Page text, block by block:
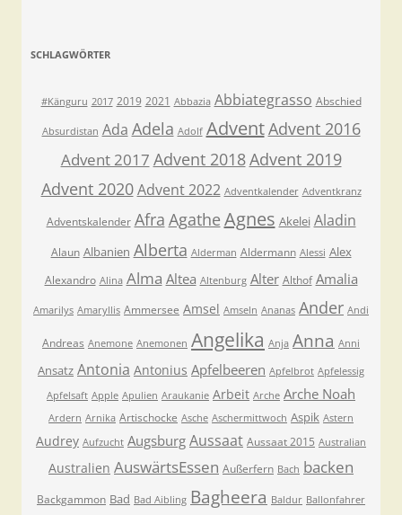
SCHLAGWÖRTER
#Känguru 2017 2019 2021 Abbazia Abbiategrasso Abschied
Absurdistan Ada Adela Adolf AdventAdvent 2016
Advent 2017 Advent 2018Advent 2019
Advent 2020 Advent 2022 Adventkalender Adventkranz
Adventskalender Afra Agathe Agnes Akelei Aladin
Alaun Albanien Alberta Alderman Aldermann Alessi Alex
Alexandro Alina Alma Altea Altenburg Alter Althof Amalia
Amarilys Amaryllis Ammersee Amsel Amseln Ananas Ander Andi
Andreas Anemone Anemonen Angelika Anja Anna Anni
Ansatz Antonia Antonius Apfelbeeren Apfelbrot Apfelessig
Apfelsaft Apple Apulien Araukanie Arbeit Arche Arche Noah
Ardern Arnika Artischocke Asche Aschermittwoch Aspik Astern
Audrey Aufzucht Augsburg Aussaat Aussaat 2015 Australian
Australien AuswärtsEssen Außerfern Bach backen
Backgammon Bad Bad Aibling Bagheera Baldur Ballonfahrer